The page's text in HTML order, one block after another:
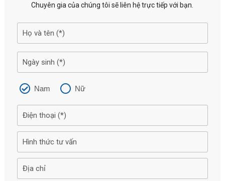
Chuyên gia của chúng tôi sẽ liên hệ trực tiếp với bạn.
Nam Nữ